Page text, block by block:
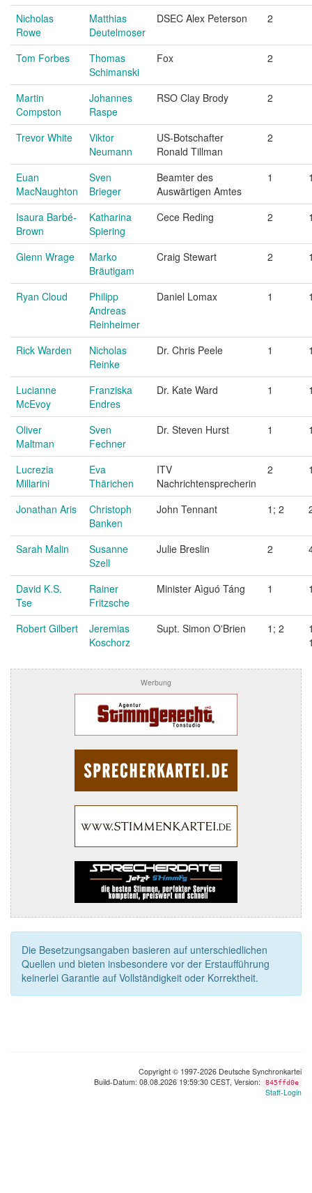
Nicholas
Rowe
Matthias
Deutelmoser
DSEC Alex Peterson 2
Tom Forbes
Thomas
Schimanski
Fox 2
Martin
Compston
Johannes
Raspe
RSO Clay Brody 2
Trevor White
Viktor
Neumann
US-Botschafter
Ronald Tillman
2
Euan
MacNaughton
Sven
Brieger
Beamter des
Auswärtigen Amtes
1
Isaura Barbé-
Brown
Katharina
Spiering
Cece Reding 2
Glenn Wrage
Marko
Bräutigam
Craig Stewart 2
Ryan Cloud
Philipp
Andreas
Reinheimer
Daniel Lomax 1
Rick Warden
Nicholas
Reinke
Dr. Chris Peele 1
Lucianne
McEvoy
Franziska
Endres
Dr. Kate Ward 1
Oliver
Maltman
Sven
Fechner
Dr. Steven Hurst 1
Lucrezia
Millarini
Eva
Thärichen
ITV
Nachrichtensprecherin
2
Jonathan Aris
Christoph
Banken
John Tennant 1; 2
Sarah Malin
Susanne
Szell
Julie Breslin 2
David K.S.
Tse
Rainer
Fritzsche
Minister Aìguó Táng 1
Robert Gilbert
Jeremias
Koschorz
Supt. Simon O'Brien 1; 2
Werbung
Die Besetzungsangaben basieren auf unterschiedlichen
Quellen und bieten insbesondere vor der Erstaufführung
keinerlei Garantie auf Vollständigkeit oder Korrektheit.
Copyright © 1997-2026 Deutsche Synchronkartei
Build-Datum: 08.08.2026 19:59:30 CEST, Version:
845ffd0e
Staff-Login